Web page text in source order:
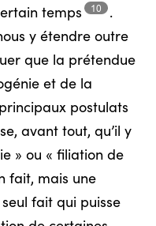
temps 10
.
y étendre outre
que la prétendue
et de la
postulats
avant tout, qu’il y
» ou « filiation de
fait, mais une
fait qui puisse